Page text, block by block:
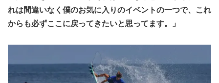
れは間違いなく僕のお気に入りのイベントの一つで、これ
からも必ずここに戻ってきたいと思ってます。」